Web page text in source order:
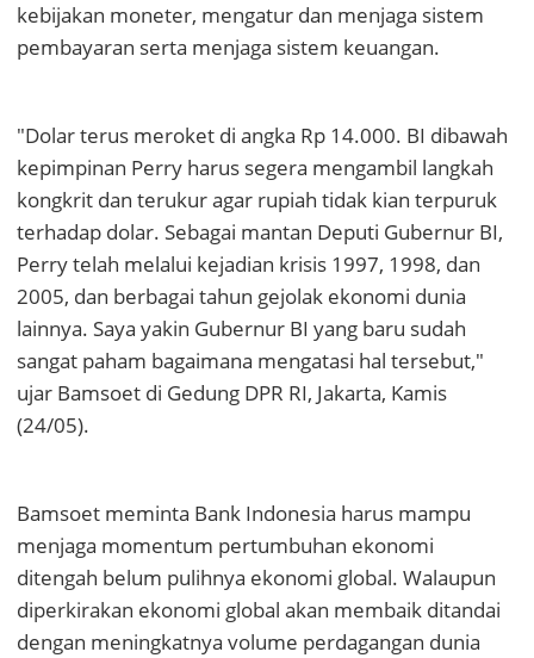
kebijakan moneter, mengatur dan menjaga sistem
pembayaran serta menjaga sistem keuangan.
"Dolar terus meroket di angka Rp 14.000. BI dibawah
kepimpinan Perry harus segera mengambil langkah
kongkrit dan terukur agar rupiah tidak kian terpuruk
terhadap dolar. Sebagai mantan Deputi Gubernur BI,
Perry telah melalui kejadian krisis 1997, 1998, dan
2005, dan berbagai tahun gejolak ekonomi dunia
lainnya. Saya yakin Gubernur BI yang baru sudah
sangat paham bagaimana mengatasi hal tersebut,"
ujar Bamsoet di Gedung DPR RI, Jakarta, Kamis
(24/05).
Bamsoet meminta Bank Indonesia harus mampu
menjaga momentum pertumbuhan ekonomi
ditengah belum pulihnya ekonomi global. Walaupun
diperkirakan ekonomi global akan membaik ditandai
dengan meningkatnya volume perdagangan dunia